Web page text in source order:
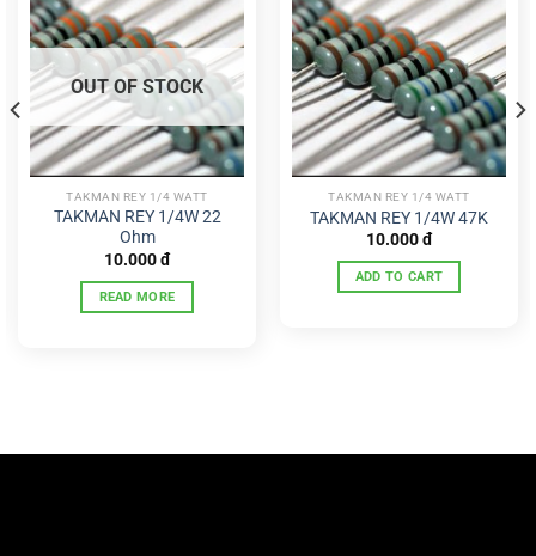
OUT OF STOCK
TAKMAN REY 1/4 WATT
TAKMAN REY 1/4W 22
Ohm
10.000đ
READ MORE
TAKMAN REY 1/4 WATT
TAKMAN REY 1/4W 47K
10.000đ
ADD TO CART